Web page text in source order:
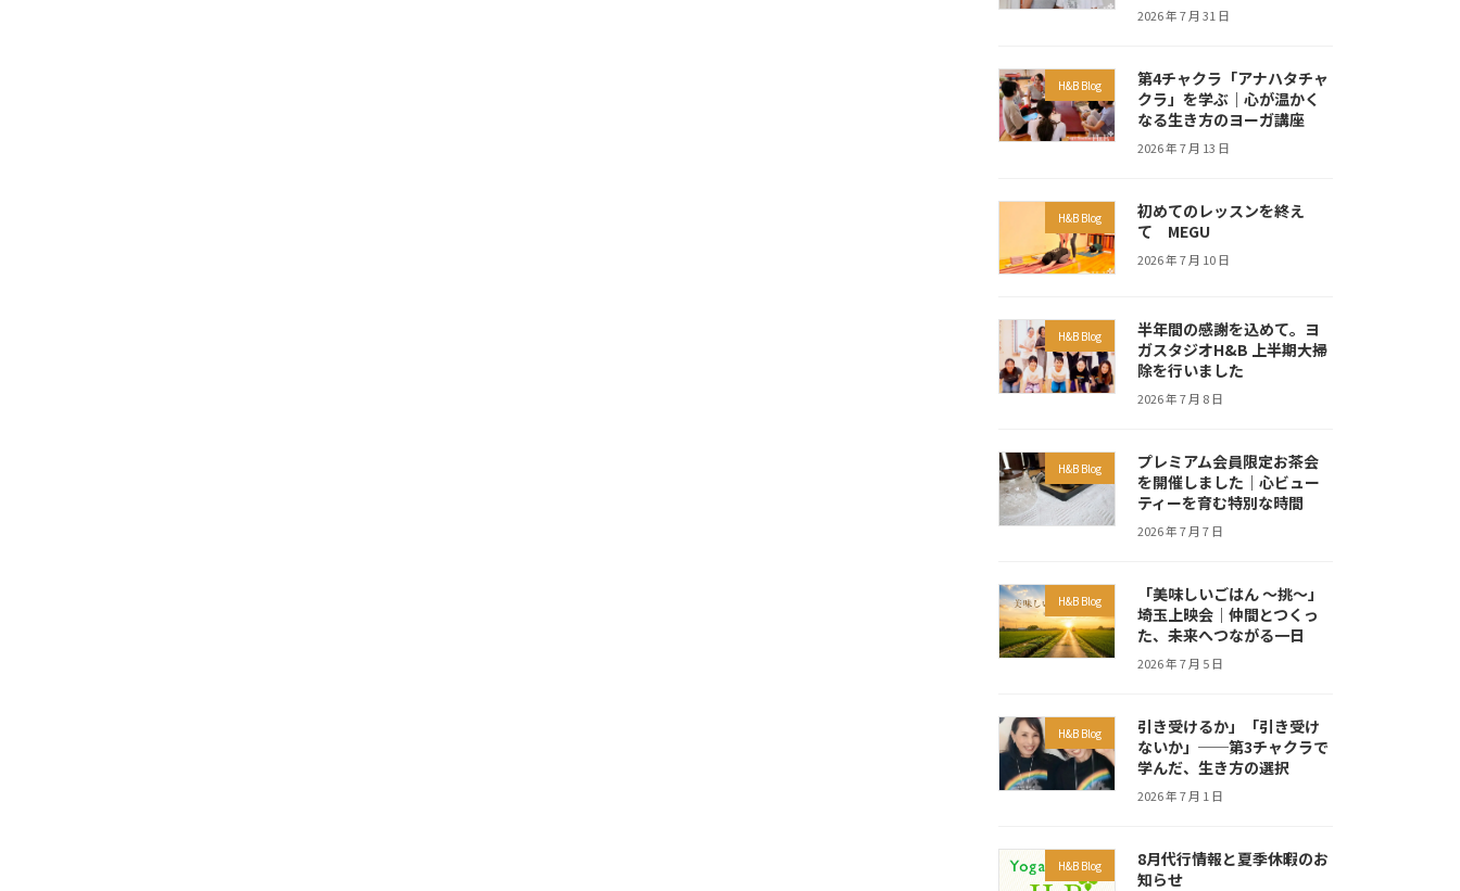
2026 年 7 月 31 日
H&B Blog
第4チャクラ「アナハタチャ
クラ」を学ぶ｜心が温かく
なる生き方のヨーガ講座
2026 年 7 月 13 日
H&B Blog
初めてのレッスンを終え
て MEGU
2026 年 7 月 10 日
H&B Blog
半年間の感謝を込めて。ヨ
ガスタジオH&B 上半期大掃
除を行いました
2026 年 7 月 8 日
H&B Blog
プレミアム会員限定お茶会
を開催しました｜心ビュー
ティーを育む特別な時間
2026 年 7 月 7 日
H&B Blog
「美味しいごはん ～挑～」
埼玉上映会｜仲間とつくっ
た、未来へつながる一日
2026 年 7 月 5 日
H&B Blog
引き受けるか」「引き受け
ないか」──第3チャクラで
学んだ、生き方の選択
2026 年 7 月 1 日
H&B Blog
8月代行情報と夏季休暇のお
知らせ